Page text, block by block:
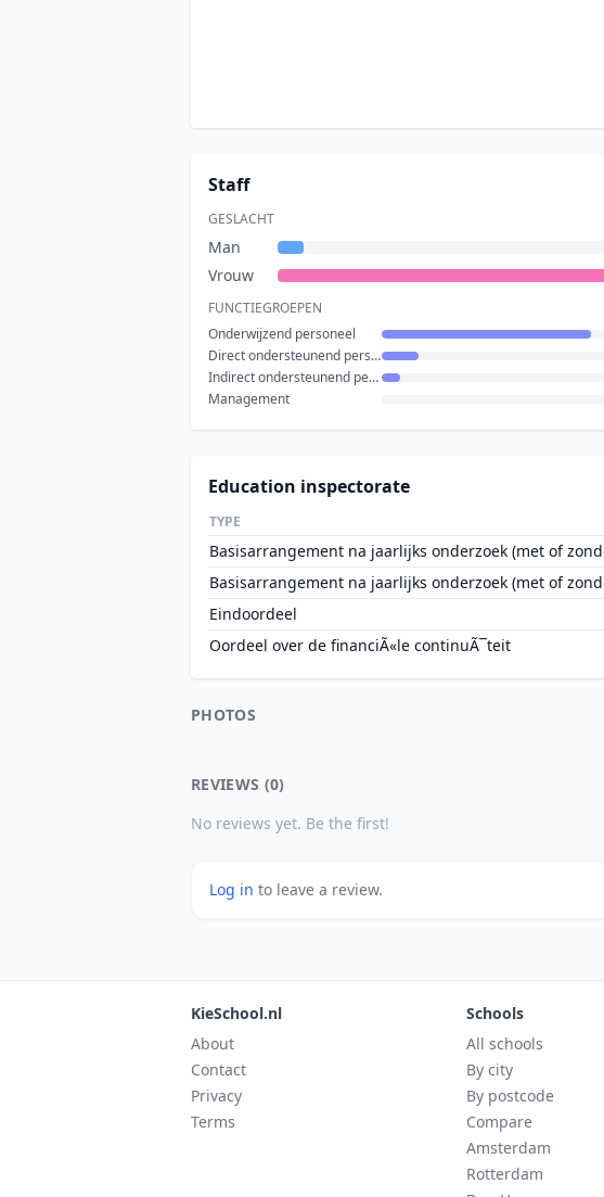
Staff
GESLACHT
Man
Vrouw
FUNCTIEGROEPEN
Onderwijzend personeel
Direct ondersteunend personeel
Indirect ondersteunend personeel
Management
Education inspectorate
TYPE
Basisarrangement na jaarlijks onderzoek (met of
Basisarrangement na jaarlijks onderzoek (met of
Eindoordeel
Oordeel over de financiÃ«le continuÃ¯teit
PHOTOS
REVIEWS (0)
No reviews yet. Be the first!
Log in to leave a review.
KieSchool.nl
About
Contact
Privacy
Terms
Schools
All schools
By city
By postcode
Compare
Amsterdam
Rotterdam